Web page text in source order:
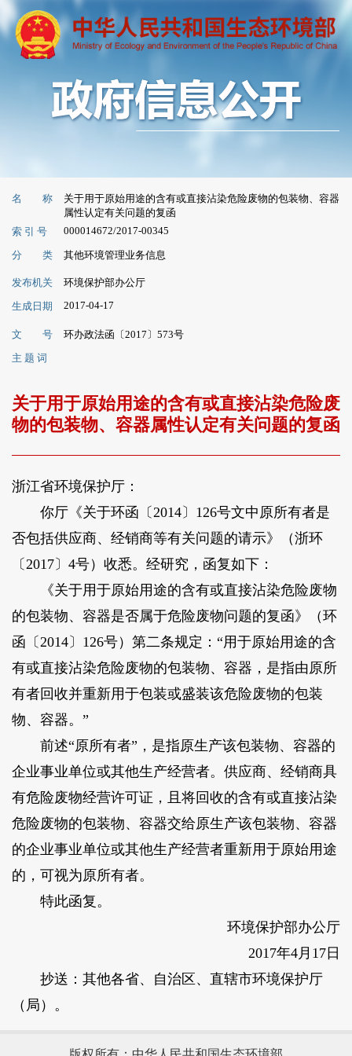
名 称
关于用于原始用途的含有或直接沾染危险废物的包装物、容器
属性认定有关问题的复函
索 引 号
000014672/2017-00345
分 类 其他环境管理业务信息
发布机关
环境保护部办公厅
生成日期
2017-04-17
文 号
环办政法函〔2017〕573号
主 题 词
关于用于原始用途的含有或直接沾染危险废
物的包装物、容器属性认定有关问题的复函
浙江省环境保护厅：
你厅《关于环函〔2014〕126号文中原所有者是
否包括供应商、经销商等有关问题的请示》（浙环
〔2017〕4号）收悉。经研究，函复如下：
《关于用于原始用途的含有或直接沾染危险废物
的包装物、容器是否属于危险废物问题的复函》（环
函〔2014〕126号）第二条规定：“用于原始用途的含
有或直接沾染危险废物的包装物、容器，是指由原所
有者回收并重新用于包装或盛装该危险废物的包装
物、容器。”
前述“原所有者”，是指原生产该包装物、容器的
企业事业单位或其他生产经营者。供应商、经销商具
有危险废物经营许可证，且将回收的含有或直接沾染
危险废物的包装物、容器交给原生产该包装物、容器
的企业事业单位或其他生产经营者重新用于原始用途
的，可视为原所有者。
特此函复。
环境保护部办公厅
2017年4月17日
抄送：其他各省、自治区、直辖市环境保护厅
（局）。